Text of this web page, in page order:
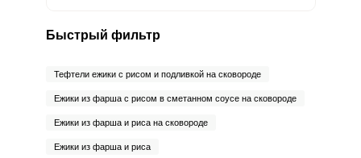
Быстрый фильтр
Тефтели ежики с рисом и подливкой на сковороде
Ежики из фарша с рисом в сметанном соусе на сковороде
Ежики из фарша и риса на сковороде
Ежики из фарша и риса